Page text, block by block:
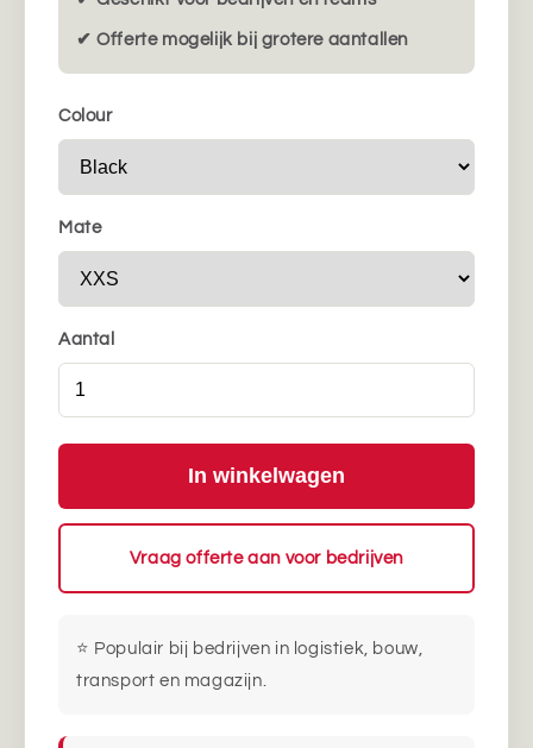
✔ Offerte mogelijk bij grotere aantallen
Colour
Mate
Aantal
In winkelwagen
Vraag offerte aan voor bedrijven
⭐ Populair bij bedrijven in logistiek, bouw,
transport en magazijn.